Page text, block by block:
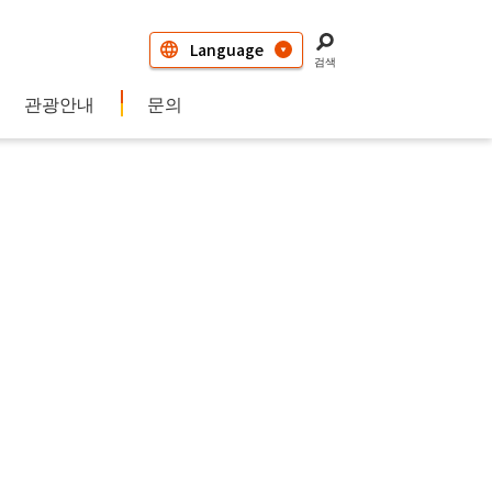
검색
관광안내 문의